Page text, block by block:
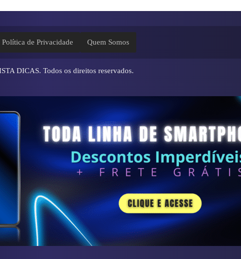
Política de Privacidade Quem Somos
DICAS. Todos os direitos reservados.